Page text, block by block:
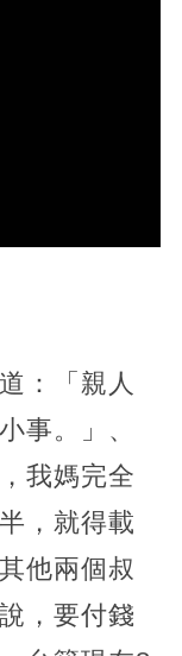
：「親人
事。」、
我媽完全
，就得載
他兩個叔
，要付錢